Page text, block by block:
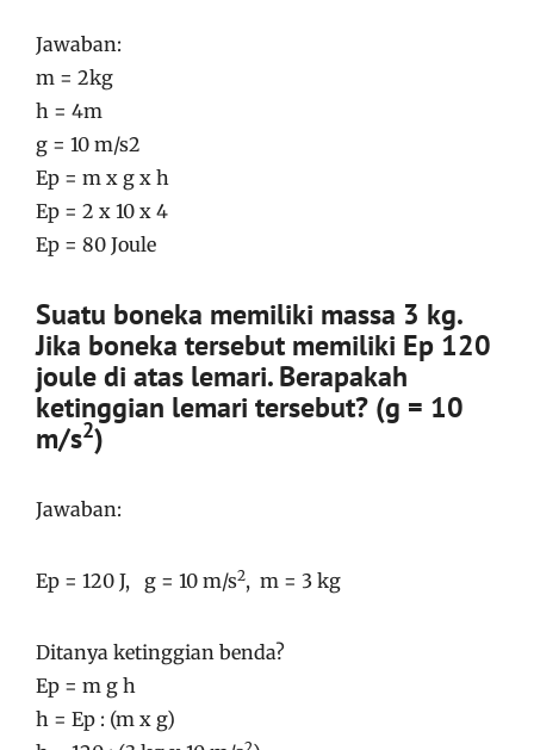
Jawaban:
m = 2kg
h = 4m
g = 10 m/s2
Ep = m x g x h
Ep = 2 x 10 x 4
Ep = 80 Joule
Suatu boneka memiliki massa 3 kg.
Jika boneka tersebut memiliki Ep 120
joule di atas lemari. Berapakah
ketinggian lemari tersebut? (g = 10
m/s2)
Jawaban:
Ep = 120 J, g = 10 m/s2, m = 3 kg
Ditanya ketinggian benda?
Ep = m g h
h = Ep : (m x g)